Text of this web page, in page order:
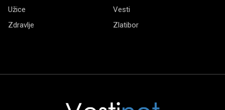
Užice
Vesti
Zdravlje
Zlatibor